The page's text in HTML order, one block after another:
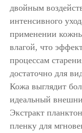
двойным
интенсивного
применении
влагой, что
процессам
достаточно для
Кожа выглядит
идеальный
Экстракт
пленку для